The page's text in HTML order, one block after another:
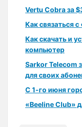
Vertu Cobra за
Как связаться
Как скачать и
компьютер
Sarkor Telecom
для своих
С 1-го июня
«Beeline Club»